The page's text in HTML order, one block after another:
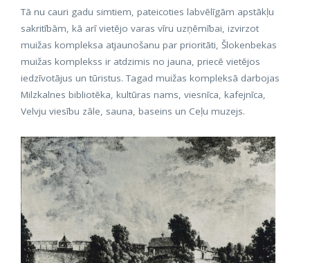
Tā nu cauri gadu simtiem, pateicoties labvēlīgām apstākļu
sakritībām, kā arī vietējo varas vīru uzņēmībai, izvirzot
muižas kompleksa atjaunošanu par prioritāti, Šlokenbekas
muižas komplekss ir atdzimis no jauna, priecē vietējos
iedzīvotājus un tūristus. Tagad muižas kompleksā darbojas
Milzkalnes bibliotēka, kultūras nams, viesnīca, kafejnīca,
Velvju viesību zāle, sauna, baseins un Ceļu muzejs.